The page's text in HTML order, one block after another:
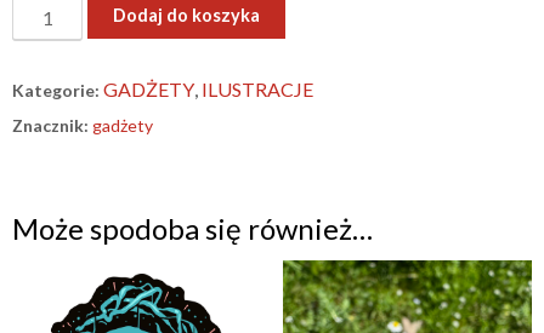
„AI
–
naklejka
Dodaj do koszyka
Kategorie: GADŻETY, ILUSTRACJE
Znacznik: gadżety
Może spodoba się również…